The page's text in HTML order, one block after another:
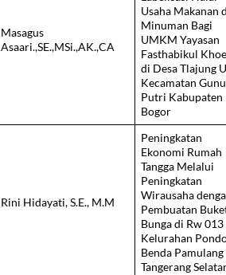
Masagus
Asaari.,SE.,MSi.,AK.,CA
Usaha Makanan
Minuman Bagi
UMKM Yayasan
Fasthabikul
di Desa Tlajung
Kecamatan
Putri Kabupaten
Bogor
Rini Hidayati, S.E., M.M
Peningkatan
Ekonomi Rumah
Tangga Melalui
Peningkatan
Wirausaha
Pembuatan
Bunga di Rw 013
Kelurahan
Benda Pamulang
Tangerang